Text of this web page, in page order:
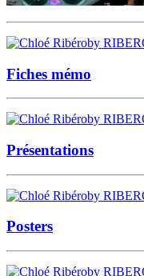
by
Fiches mémo
by
Présentations
by
Posters
by